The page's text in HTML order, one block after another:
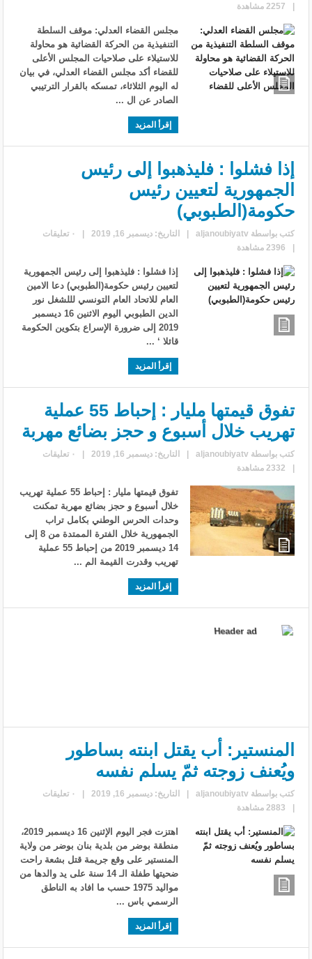
|
2257 مشاهدة
مجلس القضاء العدلي: موقف السلطة
التنفيذية من الحركة القضائية هو محاولة
للاستيلاء على صلاحيات المجلس الأعلى
للقضاء أكد مجلس القضاء العدلي، في بيان
له اليوم الثلاثاء، تمسكه بالقرار الترتيبي
الصادر عن ال ...
إقرأ المزيد
إذا فشلوا : فليذهبوا إلى رئيس
الجمهورية لتعيين رئيس
حكومة(الطبوبي)
كتب بواسطةaljanoubiyatv
| التاريخ: ديسمبر 16, 2019 |
٠ تعليقات
|
2396 مشاهدة
إذا فشلوا : فليذهبوا إلى رئيس الجمهورية
لتعيين رئيس حكومة(الطبوبي) دعا الامين
العام للاتحاد العام التونسي لللشغل نور
الدين الطبوبي اليوم الاثنين 16 ديسمبر
2019 إلى ضرورة الإسراع بتكوين الحكومة
قائلا ‘ ...
إقرأ المزيد
تفوق قيمتها مليار : إحباط 55 عملية
تهريب خلال أسبوع و حجز بضائع مهربة
كتب بواسطةaljanoubiyatv
| التاريخ: ديسمبر 16, 2019 |
٠ تعليقات
|
2332 مشاهدة
تفوق قيمتها مليار : إحباط 55 عملية تهريب
خلال أسبوع و حجز بضائع مهربة تمكنت
وحدات الحرس الوطني بكامل تراب
الجمهورية خلال الفترة الممتدة من 8 إلى
14 ديسمبر 2019 من إحباط 55 عملية
تهريب وقدرت القيمة الم ...
إقرأ المزيد
المنستير: أب يقتل ابنته بساطور
ويُعنف زوجته ثمّ يسلم نفسه
كتب بواسطةaljanoubiyatv
| التاريخ: ديسمبر 16, 2019 |
٠ تعليقات
|
2883 مشاهدة
اهتزت فجر اليوم الإثنين 16 ديسمبر 2019،
منطقة بوضر من بلدية بنان بوضر من ولاية
المنستير على وقع جريمة قتل بشعة راحت
ضحيتها طفلة الـ 14 سنة على يد والدها من
مواليد 1975 حسب ما افاد به الناطق
الرسمي باس ...
إقرأ المزيد